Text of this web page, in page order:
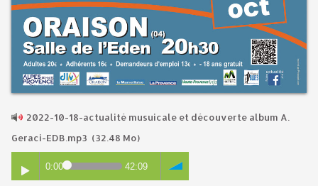
2022-10-18-actualité musuicale et découverte album A.
Geraci-EDB.mp3 (32.48 Mo)
0:00 42:09